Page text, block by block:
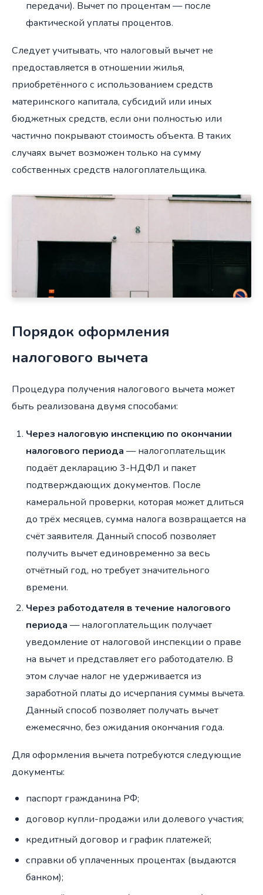
передачи). Вычет по процентам — после
фактической уплаты процентов.
Следует учитывать, что налоговый вычет не
предоставляется в отношении жилья,
приобретённого с использованием средств
материнского капитала, субсидий или иных
бюджетных средств, если они полностью или
частично покрывают стоимость объекта. В таких
случаях вычет возможен только на сумму
собственных средств налогоплательщика.
Порядок оформления
налогового вычета
Процедура получения налогового вычета может
быть реализована двумя способами:
Через налоговую инспекцию по окончании
налогового периода — налогоплательщик
подаёт декларацию 3-НДФЛ и пакет
подтверждающих документов. После
камеральной проверки, которая может длиться
до трёх месяцев, сумма налога возвращается на
счёт заявителя. Данный способ позволяет
получить вычет единовременно за весь
отчётный год, но требует значительного
времени.
Через работодателя в течение налогового
периода — налогоплательщик получает
уведомление от налоговой инспекции о праве
на вычет и представляет его работодателю. В
этом случае налог не удерживается из
заработной платы до исчерпания суммы вычета.
Данный способ позволяет получать вычет
ежемесячно, без ожидания окончания года.
Для оформления вычета потребуются следующие
документы:
паспорт гражданина РФ;
договор купли-продажи или долевого участия;
кредитный договор и график платежей;
справки об уплаченных процентах (выдаются
банком);